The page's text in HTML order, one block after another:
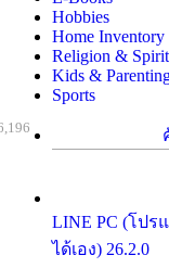
Hobbies
Home Inventory
Religion &
Kids &
Sports
LINE PC (โป
ได้เอง) 26.2.0